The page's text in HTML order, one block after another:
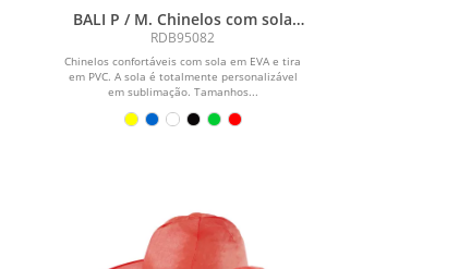
BALI P / M. Chinelos com sola
totalmente personalizável em
sublimação
RDB95082
Chinelos confortáveis com sola em EVA e tira
em PVC. A sola é totalmente personalizável
em sublimação. Tamanhos...